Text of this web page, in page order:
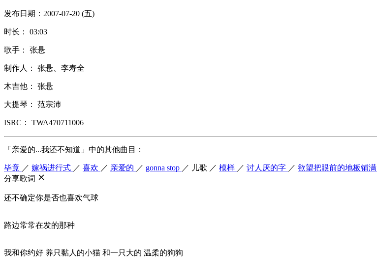
发布日期：2007-07-20 (五)
时长： 03:03
歌手： 张悬
制作人： 张悬、李寿全
木吉他： 张悬
大提琴： 范宗沛
ISRC： TWA470711006
「亲爱的...我还不知道」中的其他曲目：
毕竟 ／ 嫁祸进行式 ／ 喜欢 ／ 亲爱的 ／ gonna stop ／ 儿歌 ／ 模样 ／ 讨人厌的字 ／ 欲望把眼前的地板铺满
分享歌词
还不确定你是否也喜欢气球
路边常常在发的那种
我和你约好 养只黏人的小猫 和一只大的 温柔的狗狗